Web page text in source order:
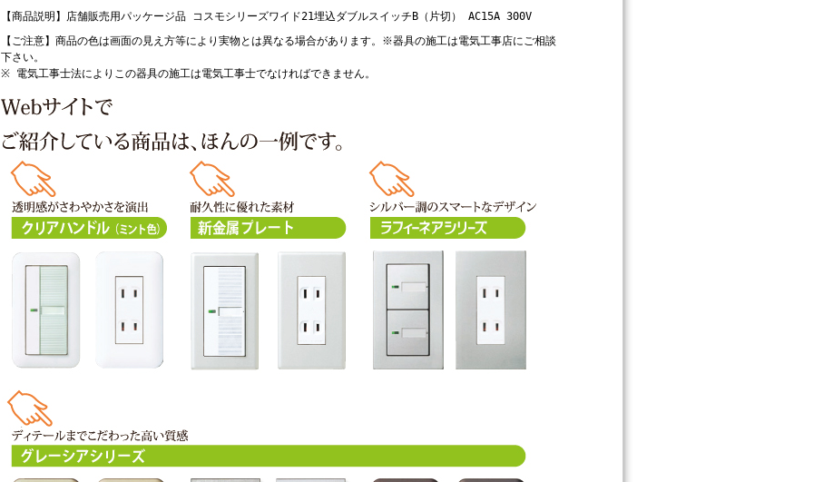
【商品説明】店舗販売用パッケージ品 コスモシリーズワイド21埋込ダブルスイッチB（片切） AC15A 300V
【ご注意】商品の色は画面の見え方等により実物とは異なる場合があります。※器具の施工は電気工事店にご相談
下さい。
※ 電気工事士法によりこの器具の施工は電気工事士でなければできません。